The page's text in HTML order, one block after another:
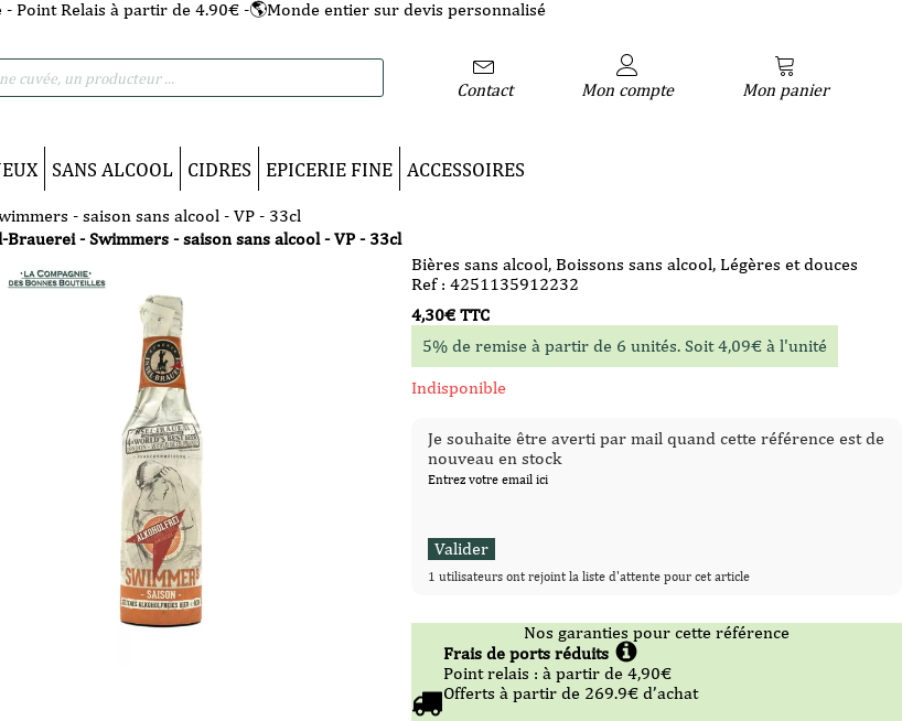
- Point Relais à partir de 4.90€ -🌎Monde entier sur devis personnalisé
Contact Mon compte Mon panier
SANS ALCOOL CIDRES EPICERIE FINE ACCESSOIRES
- saison sans alcool - VP - 33cl
Brauerei - Swimmers - saison sans alcool - VP - 33cl
Bières sans alcool, Boissons sans alcool, Légères et douces
Ref : 4251135912232
4,30€ TTC
5% de remise à partir de 6 unités. Soit4,09€ à l'unité
Indisponible
Je souhaite être averti par mail quand cette référence est de
nouveau en stock
Entrez votre email ici
1 utilisateurs ont rejoint la liste d'attente pour cet article
Nos garanties pour cette référence
Frais de ports réduits
Point relais :à partir de 4,90€
Offerts à partir de 269.9€ d’achat